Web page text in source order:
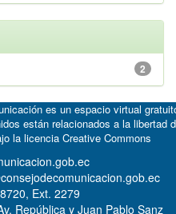
2
es un espacio virtual
están relacionados a la libertad
la licencia Creative Commons
Ext. 2279
República y Juan Pablo Sanz